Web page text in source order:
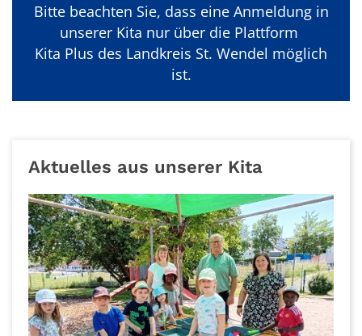
Bitte beachten Sie, dass eine Anmeldung in
unserer Kita nur über die Plattform
Kita Plus des Landkreis St. Wendel möglich
ist.
Aktuelles aus unserer Kita